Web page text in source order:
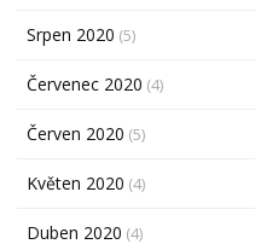
Srpen 2020 (5)
Červenec 2020 (4)
Červen 2020 (5)
Květen 2020 (4)
Duben 2020 (4)